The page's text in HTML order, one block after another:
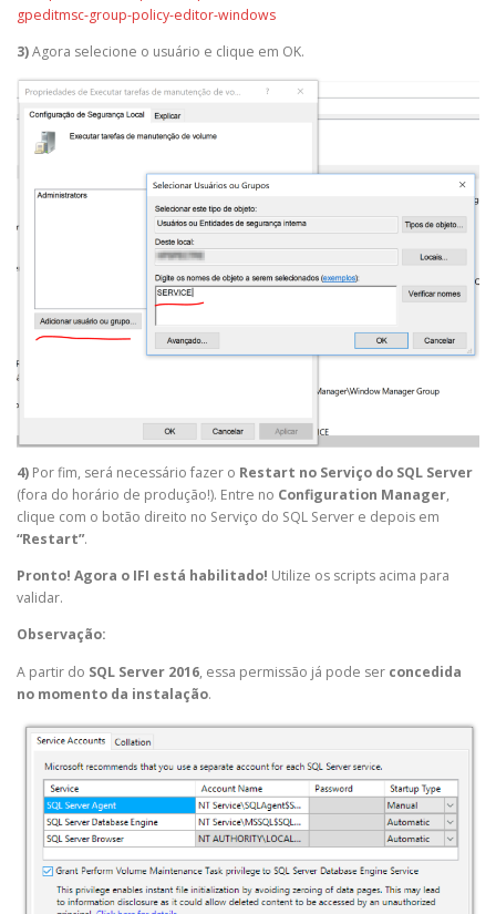
gpeditmsc-group-policy-editor-windows
3)Agora selecione o usuário e clique em OK.
4) Por fim, será necessário fazer o Restart no Serviço do SQL Server
(fora do horário de produção!). Entre no Configuration Manager,
clique com o botão direito no Serviço do SQL Server e depois em
“Restart”.
Pronto! Agora o IFI está habilitado! Utilize os scripts acima para
validar.
Observação:
A partir do SQL Server 2016, essa permissão já pode ser concedida
no momento da instalação.